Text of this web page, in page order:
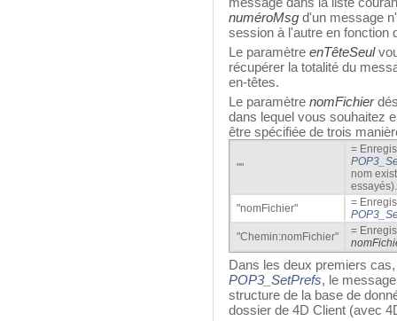
numéroMsg d'un message
session à l'autre en fonction
Le paramètre enTêteSeul
récupérer la totalité du
en-têtes.
Le paramètre nomFichier
dans lequel vous souhaitez
être spécifiée de trois
""
=
nom
essayés).
"nomFichier"
=
"Chemin:nomFichier"
=
Dans les deux premiers
POP3_SetPrefs, le
structure de la base de
dossier de 4D Client (avec